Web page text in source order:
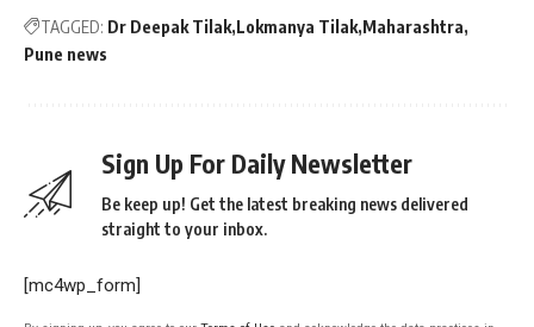
TAGGED: Dr Deepak Tilak Lokmanya Tilak Maharashtra
Pune news
Sign Up For Daily Newsletter
Be keep up! Get the latest breaking news delivered
straight to your inbox.
[mc4wp_form]